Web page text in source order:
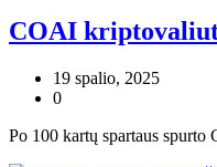
COAI
19 spalio, 2025
0
Po 100 kartų spartaus